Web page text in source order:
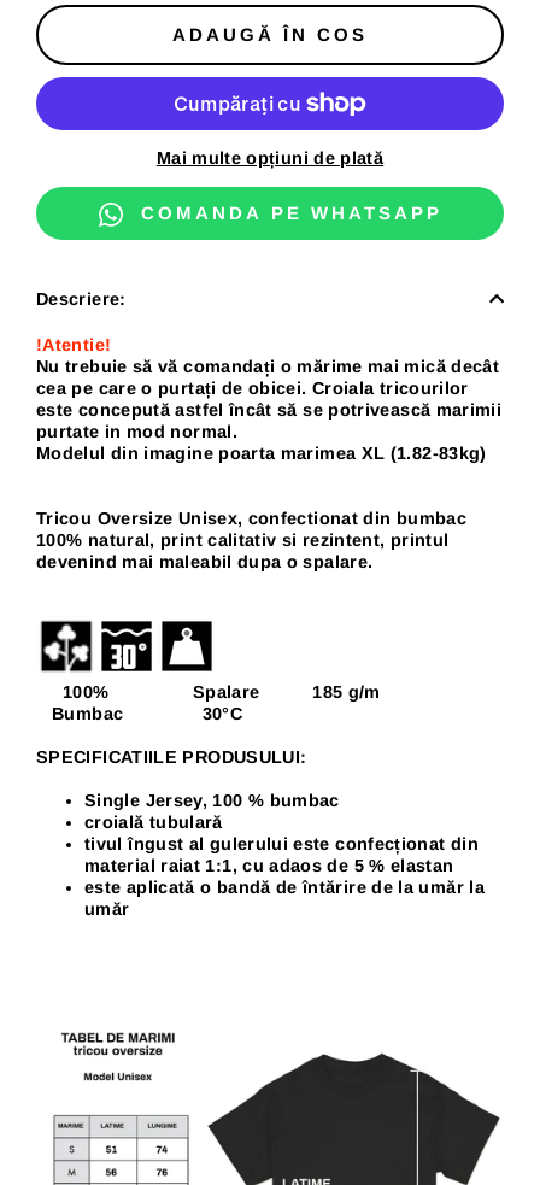
ADAUGĂ ÎN COS
Mai multe opțiuni de plată
COMANDA PE WHATSAPP
Descriere:
!Atentie!
Nu trebuie să vă comandați o mărime mai mică decât
cea pe care o purtați de obicei. Croiala tricourilor
este concepută astfel încât să se potrivească marimii
purtate in mod normal.
Modelul din imagine poarta marimea XL (1.82-83kg)
Tricou Oversize Unisex, confectionat din bumbac
100% natural, print calitativ si rezintent, printul
devenind mai maleabil dupa o spalare.
100% Spalare 185 g/m
Bumbac 30°C
SPECIFICATIILE PRODUSULUI:
Single Jersey, 100 % bumbac
croială tubulară
tivul îngust al gulerului este confecționat din
material raiat 1:1, cu adaos de 5 % elastan
este aplicată o bandă de întărire de la umăr la
umăr